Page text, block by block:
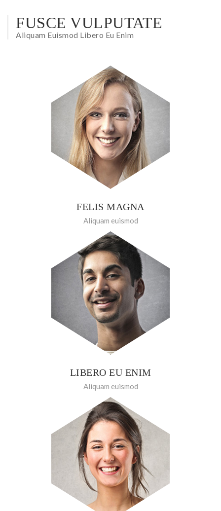
FUSCE VULPUTATE
Aliquam Euismod Libero Eu Enim
FELIS MAGNA
Aliquam euismod
LIBERO EU ENIM
Aliquam euismod